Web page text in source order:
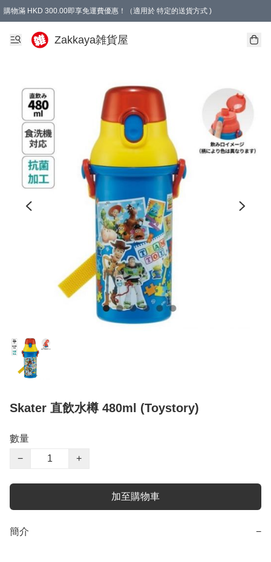
購物滿 HKD 300.00即享免運費優惠！（適用於 特定的送貨方式 )
Zakkaya雑貨屋
Skater 直飲水樽 480ml (Toystory)
數量
−
+
加至購物車
簡介 −